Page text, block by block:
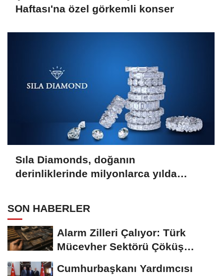
Haftası'na özel görkemli konser
Sıla Diamonds, doğanın
derinliklerinde milyonlarca yılda
SON HABERLER
Alarm Zilleri Çalıyor: Türk
Mücevher Sektörü Çöküş
Cumhurbaşkanı Yardımcısı